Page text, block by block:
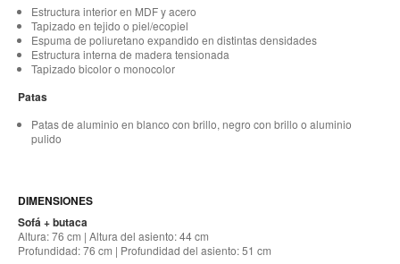
Estructura interior en MDF y acero
Tapizado en tejido o piel/ecopiel
Espuma de poliuretano expandido en distintas densidades
Estructura interna de madera tensionada
Tapizado bicolor o monocolor
Patas
Patas de aluminio en blanco con brillo, negro con brillo o aluminio
pulido
DIMENSIONES
Sofá + butaca
Altura: 76 cm | Altura del asiento: 44 cm
Profundidad: 76 cm | Profundidad del asiento: 51 cm